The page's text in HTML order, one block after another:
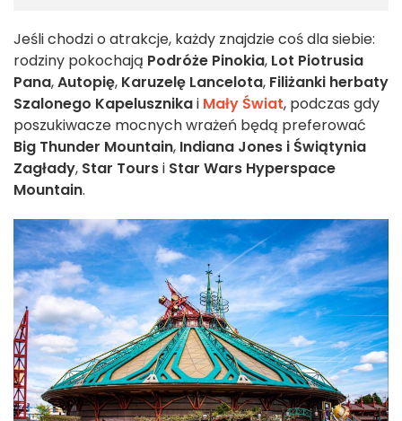
Jeśli chodzi o atrakcje, każdy znajdzie coś dla siebie:
rodziny pokochają Podróże Pinokia, Lot Piotrusia
Pana,Autopię, Karuzelę Lancelota, Filiżanki herbaty
Szalonego Kapelusznikai Mały Świat, podczas gdy
poszukiwacze mocnych wrażeń będą preferować
Big Thunder Mountain, Indiana Jones i Świątynia
Zagłady, Star Toursi Star Wars Hyperspace
Mountain.